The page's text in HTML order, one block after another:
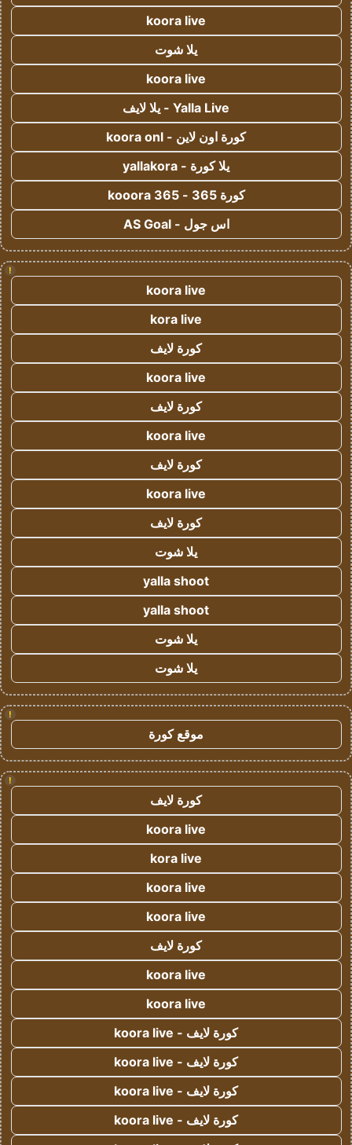
koora live
يلا شوت
koora live
Yalla Live - يلا لايف
كورة اون لاين - koora onl
يلا كورة - yallakora
كورة 365 - kooora 365
اس جول - AS Goal
!
koora live
kora live
كورة لايف
koora live
كورة لايف
koora live
كورة لايف
koora live
كورة لايف
يلا شوت
yalla shoot
yalla shoot
يلا شوت
يلا شوت
!
موقع كورة
!
كورة لايف
koora live
kora live
koora live
koora live
كورة لايف
koora live
koora live
كورة لايف - koora live
كورة لايف - koora live
كورة لايف - koora live
كورة لايف - koora live